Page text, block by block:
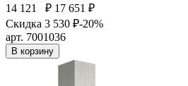
14 121
₽ 17 651 ₽
Скидка 3 530 ₽-20%
арт. 7001036
В корзину